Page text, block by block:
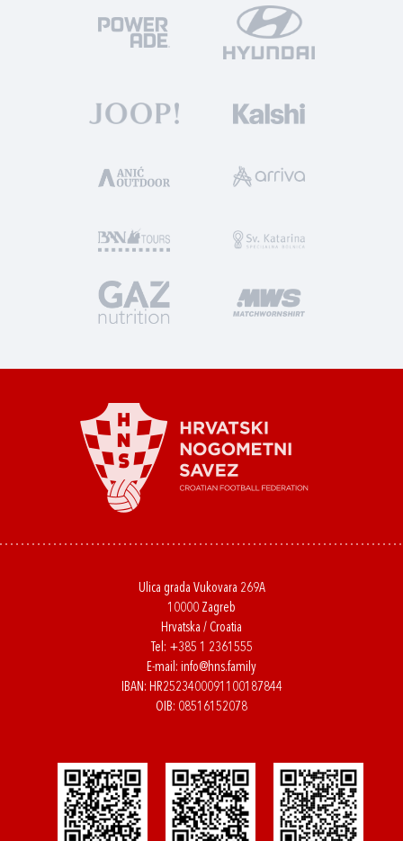
Ulica grada Vukovara 269A
10000 Zagreb
Hrvatska / Croatia
Tel: +385 1 2361555
E-mail: info@hns.family
IBAN: HR2523400091100187844
OIB: 08516152078